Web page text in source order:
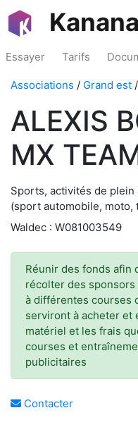
Essayer Tarifs
Associations / Grand est /
ALEXIS
MX
Sports, activités de
(sport automobile, moto,
Waldec : W081003549
Réunir des fonds afin
récolter des
à différentes courses
serviront à acheter et
matériel et les frais
courses et
publicitaires
Contacter